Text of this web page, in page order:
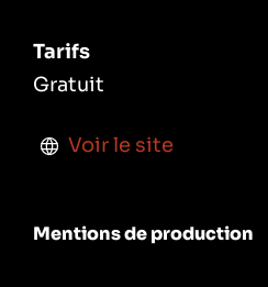
Tarifs
Gratuit
Voir le site
Mentions de production